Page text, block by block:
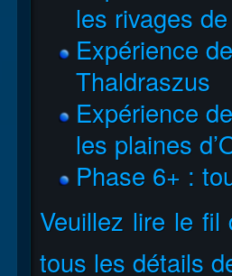
les rivages de
Expérience
Thaldraszus
Expérience
les plaines
Phase 6+ :
Veuillez lire le
tous les détails